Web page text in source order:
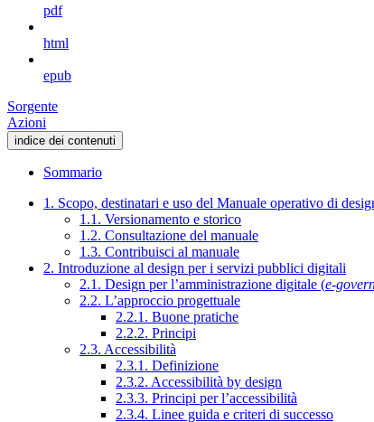
pdf
html
epub
Sorgente
Azioni
indice dei contenuti
Sommario
1. Scopo, destinatari e uso del Manuale operativo di
1.1. Versionamento e storico
1.2. Consultazione del manuale
1.3. Contribuisci al manuale
2. Introduzione al design per i servizi pubblici digitali
2.1. Design per l’amministrazione digitale (e-
2.2. L’approccio progettuale
2.2.1. Buone pratiche
2.2.2. Principi
2.3. Accessibilità
2.3.1. Definizione
2.3.2. Accessibilità by design
2.3.3. Principi per l’accessibilità
2.3.4. Linee guida e criteri di successo